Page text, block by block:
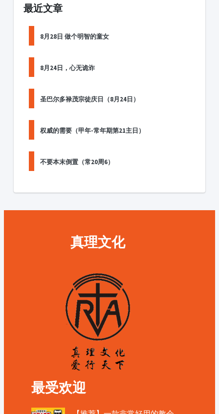
最近文章
8月28日 做个明智的童女
8月24日，心无诡诈
圣巴尔多禄茂宗徒庆日（8月24日）
权威的需要（甲年-常年期第21主日）
不要本末倒置（常20周6）
真理文化
最受欢迎